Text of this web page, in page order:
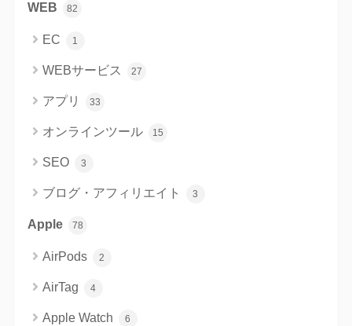
WEB 82
EC 1
WEBサービス 27
アプリ 33
オンラインツール 15
SEO 3
ブログ・アフィリエイト 3
Apple 78
AirPods 2
AirTag 4
Apple Watch 6